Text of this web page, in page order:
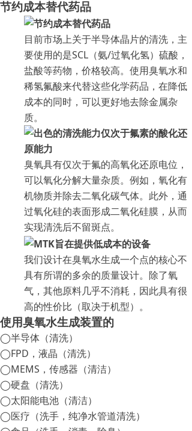
节约成本替代药品
目前市场上关于半导体晶片的清洗，主
要使用的是SCL（氨/过氧化氢）硫酸，
盐酸等药物，价格较高。使用臭氧水和
稀氢氟酸来代替这些化学药品，在降低
成本的同时，可以更好地去除金属杂
质。
臭氧具有仅次于氟的高氧化还原电位，
可以氧化分解大量杂质。例如，氧化有
机物质并除去二氧化碳气体。此外，通
过氧化硅的表面形成二氧化硅膜，从而
实现清洗后不留斑点。
我们设计在臭氧水生成一个点的核心不
具有所谓的多余的质量设计。除了氧
气，其他原料几乎不消耗，因此具有很
高的性价比（取决于机型）。
使用臭氧水生成装置的
◯半导体（清洗）
◯FPD，液晶（清洗）
◯MEMS，传感器（清洁）
◯硬盘（清洗）
◯太阳能电池（清洁）
◯医疗（洗手，纯净水管道清洗）